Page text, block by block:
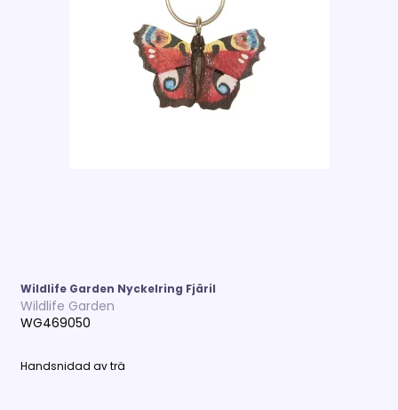
Wildlife Garden Nyckelring Fjäril
Wildlife Garden
WG469050
Handsnidad av trä